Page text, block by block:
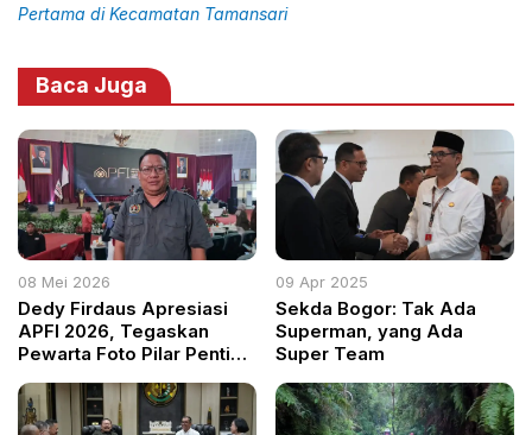
Pertama di Kecamatan Tamansari
Baca Juga
08 Mei 2026
Dedy Firdaus Apresiasi
APFI 2026, Tegaskan
Pewarta Foto Pilar Penting
09 Apr 2025
Sekda Bogor: Tak Ada
Superman, yang Ada
Super Team